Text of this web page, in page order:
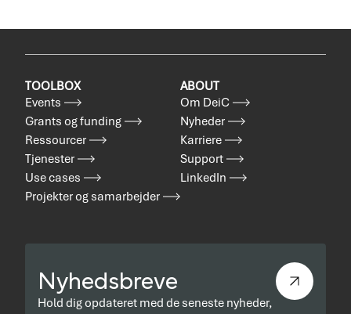
TOOLBOX
Events
Grants og funding
Ressourcer
Tjenester
Use cases
Projekter og samarbejder
ABOUT
Om DeiC
Nyheder
Karriere
Support
LinkedIn
Nyhedsbreve
Hold dig opdateret med de seneste nyheder,